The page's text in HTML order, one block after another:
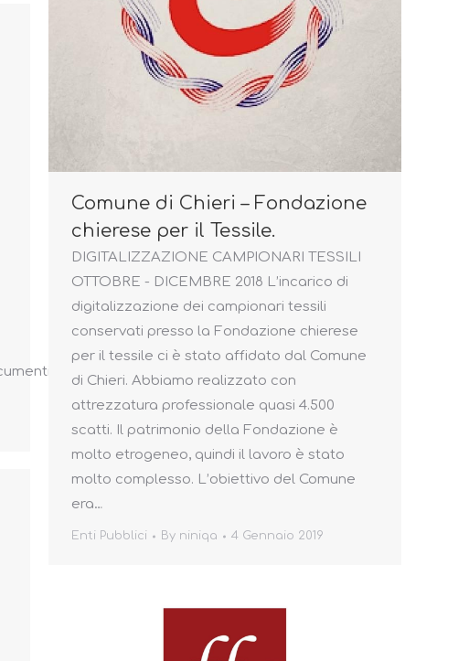
fnsv-
Comune di Chieri – Fondazione
chierese per il Tessile.
DIGITALIZZAZIONE CAMPIONARI TESSILI
OTTOBRE - DICEMBRE 2018 L’incarico di
digitalizzazione dei campionari tessili
conservati presso la Fondazione chierese
per il tessile ci è stato affidato dal Comune
di Chieri. Abbiamo realizzato con
attrezzatura professionale quasi 4.500
scatti. Il patrimonio della Fondazione è
molto etrogeneo, quindi il lavoro è stato
molto complesso. L’obiettivo del Comune
era…
Enti Pubblici By niniqa 4 Gennaio 2019